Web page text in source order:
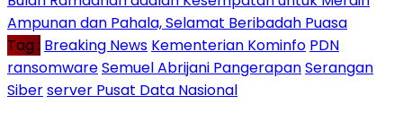
Ampunan dan Pahala, Selamat Beribadah Puasa
Tag : Breaking News Kementerian Kominfo PDN
ransomwareSemuel Abrijani PangerapanSerangan
Siberserver Pusat Data Nasional